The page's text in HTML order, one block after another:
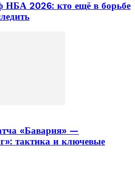
2026: кто ещё в борьбе
«Бавария» —
тактика и ключевые